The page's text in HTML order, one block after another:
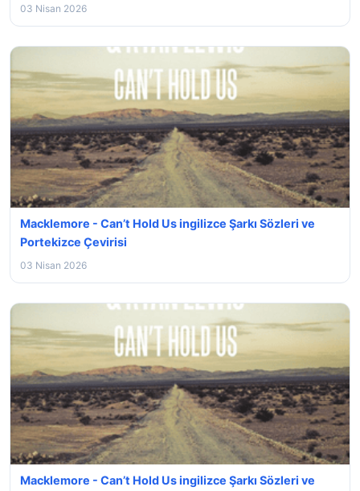
03 Nisan 2026
Macklemore - Can’t Hold Us ingilizce Şarkı Sözleri ve
Portekizce Çevirisi
03 Nisan 2026
Macklemore - Can’t Hold Us ingilizce Şarkı Sözleri ve